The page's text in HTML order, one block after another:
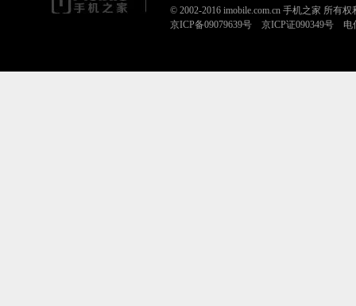
© 2002-2016 imobile.com.cn 手机之家 所有权
京ICP备09079639号 京ICP证090349号 电